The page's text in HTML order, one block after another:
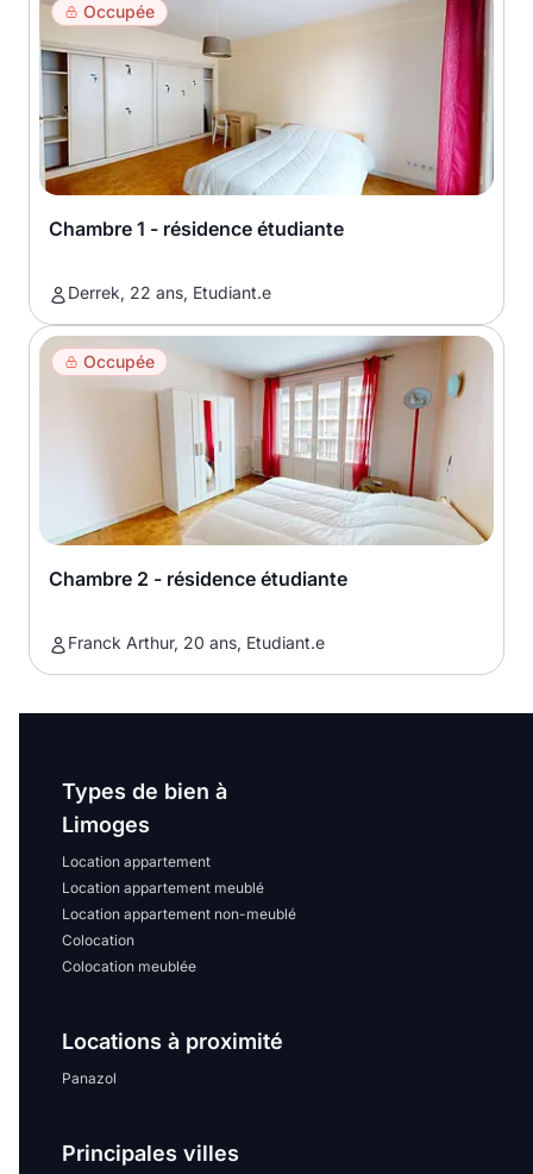
Occupée
Chambre 1 - résidence étudiante
Derrek, 22 ans, Etudiant.e
Occupée
Chambre 2 - résidence étudiante
Franck Arthur, 20 ans, Etudiant.e
Types de bien à
Limoges
Location appartement
Location appartement meublé
Location appartement non-meublé
Colocation
Colocation meublée
Locations à proximité
Panazol
Principales villes